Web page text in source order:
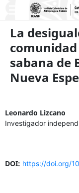
La
sabana de
Nueva
Leonardo Lizcano
Investigador
DOI: https://doi.org/